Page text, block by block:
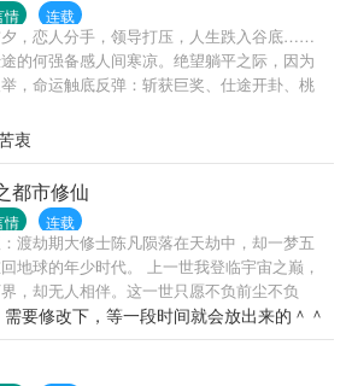
情 连载
，恋人分手，领导打压，人生跌入谷底……
的何强备感人间寒凉。绝望躺平之际，因为
，命运触底反弹：斩获巨奖、仕途开卦、桃
人生。
衷
都市修仙
情 连载
渡劫期大修士陈凡陨落在天劫中，却一梦五
地球的年少时代。 上一世我登临宇宙之巅，
，却无人相伴。这一世只愿不负前尘不负
俗版：修行五百年的渡劫期修仙者重生回都
遗憾，扮猪吃老虎的故事。 修仙书友群：
，欢迎各位书友。
需要修改下，等一段时间就会放出来的＾＾